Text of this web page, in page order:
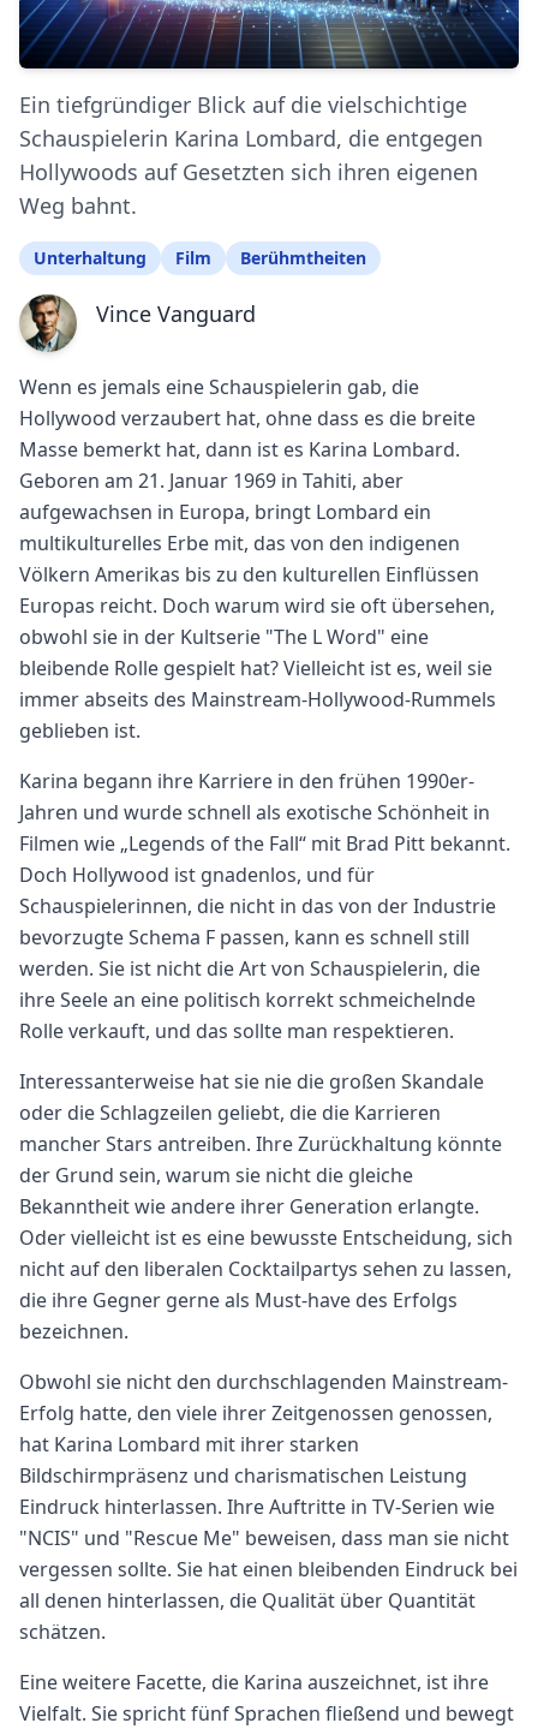
Ein tiefgründiger Blick auf die vielschichtige
Schauspielerin Karina Lombard, die entgegen
Hollywoods auf Gesetzten sich ihren eigenen
Weg bahnt.
Unterhaltung Film Berühmtheiten
Vince Vanguard
Wenn es jemals eine Schauspielerin gab, die
Hollywood verzaubert hat, ohne dass es die breite
Masse bemerkt hat, dann ist es Karina Lombard.
Geboren am 21. Januar 1969 in Tahiti, aber
aufgewachsen in Europa, bringt Lombard ein
multikulturelles Erbe mit, das von den indigenen
Völkern Amerikas bis zu den kulturellen Einflüssen
Europas reicht. Doch warum wird sie oft übersehen,
obwohl sie in der Kultserie "The L Word" eine
bleibende Rolle gespielt hat? Vielleicht ist es, weil sie
immer abseits des Mainstream-Hollywood-Rummels
geblieben ist.
Karina begann ihre Karriere in den frühen 1990er-
Jahren und wurde schnell als exotische Schönheit in
Filmen wie „Legends of the Fall“ mit Brad Pitt bekannt.
Doch Hollywood ist gnadenlos, und für
Schauspielerinnen, die nicht in das von der Industrie
bevorzugte Schema F passen, kann es schnell still
werden. Sie ist nicht die Art von Schauspielerin, die
ihre Seele an eine politisch korrekt schmeichelnde
Rolle verkauft, und das sollte man respektieren.
Interessanterweise hat sie nie die großen Skandale
oder die Schlagzeilen geliebt, die die Karrieren
mancher Stars antreiben. Ihre Zurückhaltung könnte
der Grund sein, warum sie nicht die gleiche
Bekanntheit wie andere ihrer Generation erlangte.
Oder vielleicht ist es eine bewusste Entscheidung, sich
nicht auf den liberalen Cocktailpartys sehen zu lassen,
die ihre Gegner gerne als Must-have des Erfolgs
bezeichnen.
Obwohl sie nicht den durchschlagenden Mainstream-
Erfolg hatte, den viele ihrer Zeitgenossen genossen,
hat Karina Lombard mit ihrer starken
Bildschirmpräsenz und charismatischen Leistung
Eindruck hinterlassen. Ihre Auftritte in TV-Serien wie
"NCIS" und "Rescue Me" beweisen, dass man sie nicht
vergessen sollte. Sie hat einen bleibenden Eindruck bei
all denen hinterlassen, die Qualität über Quantität
schätzen.
Eine weitere Facette, die Karina auszeichnet, ist ihre
Vielfalt. Sie spricht fünf Sprachen fließend und bewegt